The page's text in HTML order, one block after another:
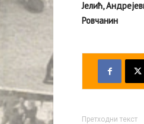
Јелић,
Ровчанин
Претходни текст